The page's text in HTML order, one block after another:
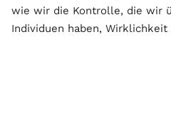
wie wir die Kontrolle, die wir
Individuen haben,